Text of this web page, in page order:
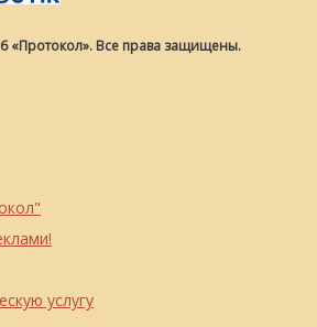
«Протокол». Все права защищены.
услугу